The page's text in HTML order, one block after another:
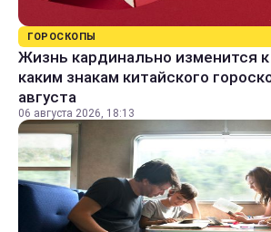
ГОРОСКОПЫ
Жизнь кардинально изменится
каким знакам китайского
августа
06 августа 2026, 18:13